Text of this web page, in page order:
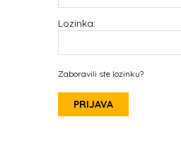
Lozinka:
Zaboravili ste lozinku?
PRIJAVA